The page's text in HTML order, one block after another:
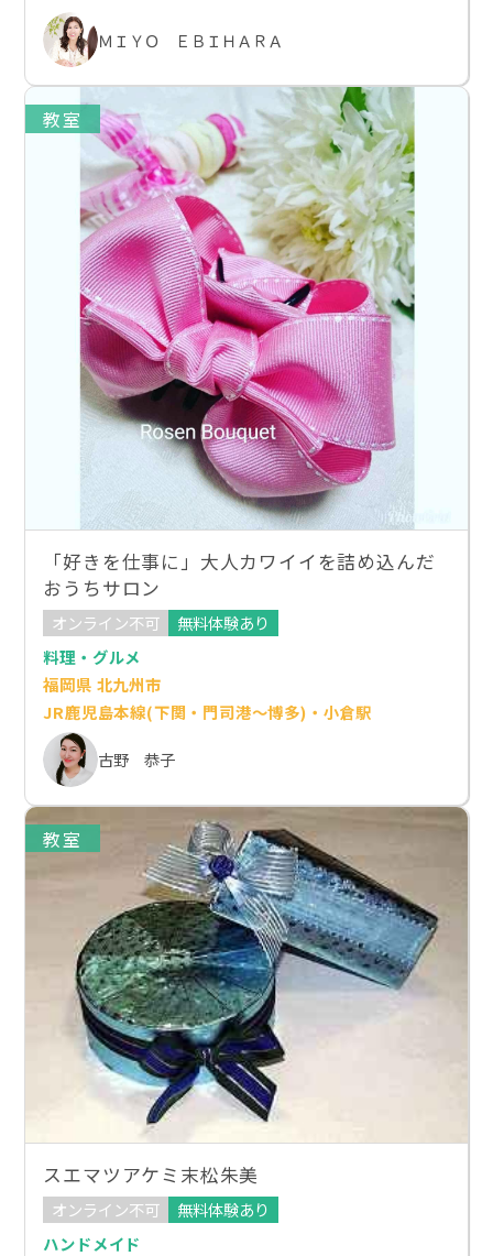
ＭＩＹＯ ＥＢＩＨＡＲＡ
教室
「好きを仕事に」大人カワイイを詰め込んだ
おうちサロン
オンライン不可
無料体験あり
料理・グルメ
福岡県 北九州市
JR鹿児島本線(下関・門司港～博多)・小倉駅
古野 恭子
教室
スエマツアケミ末松朱美
オンライン不可
無料体験あり
ハンドメイド